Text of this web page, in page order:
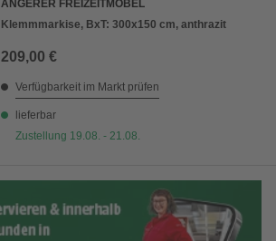
ANGERER FREIZEITMÖBEL
Klemmmarkise, BxT: 300x150 cm, anthrazit
209,00 €
Verfügbarkeit im Markt prüfen
lieferbar
Zustellung 19.08. - 21.08.